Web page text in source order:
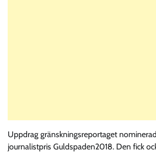
Uppdrag gränskningsreportaget
journalistpris Guldspaden2018. Den fick